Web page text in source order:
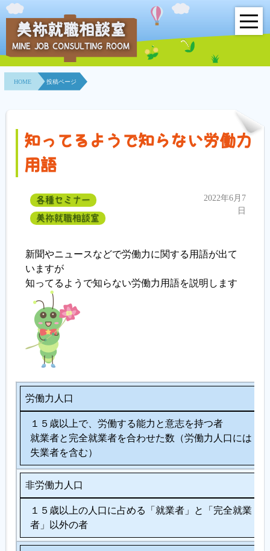
HOME
事業所紹介
相談室とは？
地域連携事業
各種セミナー
履歴書ジェネレーター
美祢就職相談室
MINE JOB CONSULTING ROOM
HOME 投稿ページ
知ってるようで知らない労働力
用語
各種セミナー
美祢就職相談室
2022年6月7
日
新聞やニュースなどで労働力に関する用語が出て
いますが
知ってるようで知らない労働力用語を説明します
労働力人口
１５歳以上で、労働する能力と意志を持つ者
就業者と完全就業者を合わせた数（労働力人口には
失業者を含む）
非労働力人口
１５歳以上の人口に占める「就業者」と「完全就業
者」以外の者